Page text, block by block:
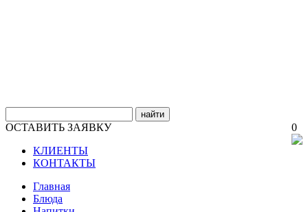
найти
0
ОСТАВИТЬ ЗАЯВКУ
КЛИЕНТЫ
КОНТАКТЫ
Главная
Блюда